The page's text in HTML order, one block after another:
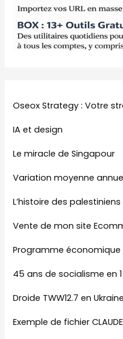
Oseox Strategy : Votre
IA et design
Le miracle de Singapour
Variation moyenne
L’histoire des palestiniens
Vente de mon site
Programme économique
45 ans de socialisme en
Droide TWW12.7 en
Exemple de fichier